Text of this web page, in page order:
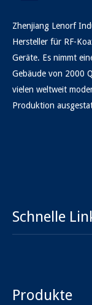
Zhenjiang Lenorf
Hersteller für RF-
Geräte. Es nimmt
Gebäude von 2000
vielen weltweit
Produktion
Schnelle
Produkte